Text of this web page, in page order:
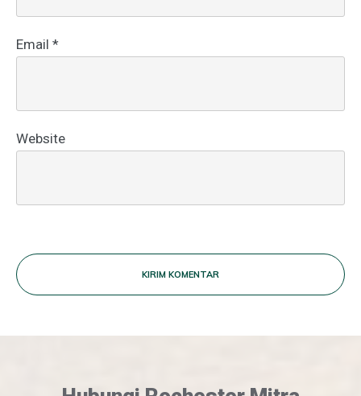
Email *
Website
KIRIM KOMENTAR